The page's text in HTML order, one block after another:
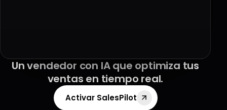
Un vendedor con IA que optimiza tus
ventas en tiempo real.
Activar SalesPilot